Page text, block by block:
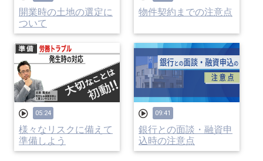
開業時の土地の選定に
ついて
物件契約までの注意点
05:24
様々なリスクに備えて
準備しよう
09:41
銀行との面談・融資申
込時の注意点